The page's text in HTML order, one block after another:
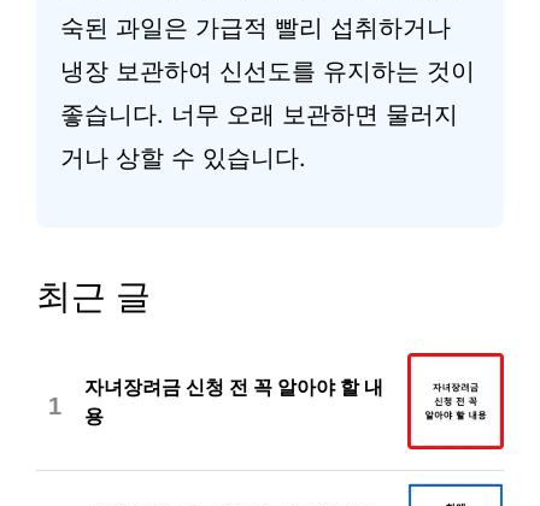
숙된 과일은 가급적 빨리 섭취하거나
냉장 보관하여 신선도를 유지하는 것이
좋습니다. 너무 오래 보관하면 물러지
거나 상할 수 있습니다.
최근 글
1
자녀장려금 신청 전 꼭 알아야 할 내
용